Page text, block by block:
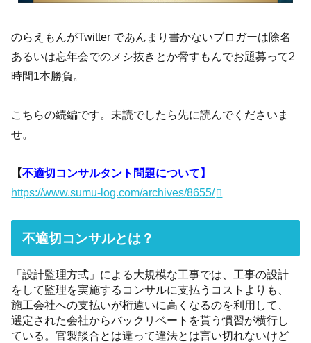
のらえもんがTwitter であんまり書かないブロガーは除名
あるいは忘年会でのメシ抜きとか脅すもんでお題募って2
時間1本勝負。
こちらの続編です。未読でしたら先に読んでくださいま
せ。
【不適切コンサルタント問題について】
https://www.sumu-log.com/archives/8655/
不適切コンサルとは？
「設計監理方式」による大規模な工事では、工事の設計
をして監理を実施するコンサルに支払うコストよりも、
施工会社への支払いが桁違いに高くなるのを利用して、
選定された会社からバックリベートを貰う慣習が横行し
ている。官製談合とは違って違法とは言い切れないけど